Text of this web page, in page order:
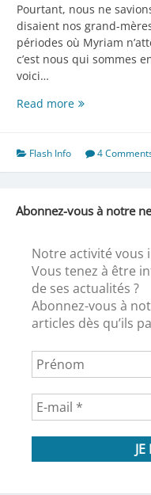
Pourtant, nous ne
disaient nos grand-
périodes où Myriam
c’est nous qui sommes
voici…
Read moreMyriam
son
nouveau
Flash Info 4
Abonnez-vous à notre
Notre activité vous
Vous tenez à être
de ses actualités ?
Abonnez-vous à
articles dès qu’ils